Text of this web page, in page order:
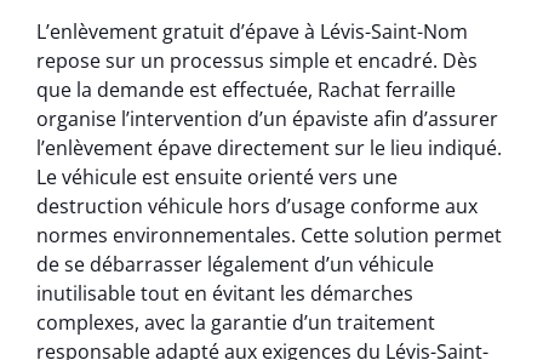
L’enlèvement gratuit d’épave à Lévis-Saint-Nom
repose sur un processus simple et encadré. Dès
que la demande est effectuée, Rachat ferraille
organise l’intervention d’un épaviste afin d’assurer
l’enlèvement épave directement sur le lieu indiqué.
Le véhicule est ensuite orienté vers une
destruction véhicule hors d’usage conforme aux
normes environnementales. Cette solution permet
de se débarrasser légalement d’un véhicule
inutilisable tout en évitant les démarches
complexes, avec la garantie d’un traitement
responsable adapté aux exigences du Lévis-Saint-